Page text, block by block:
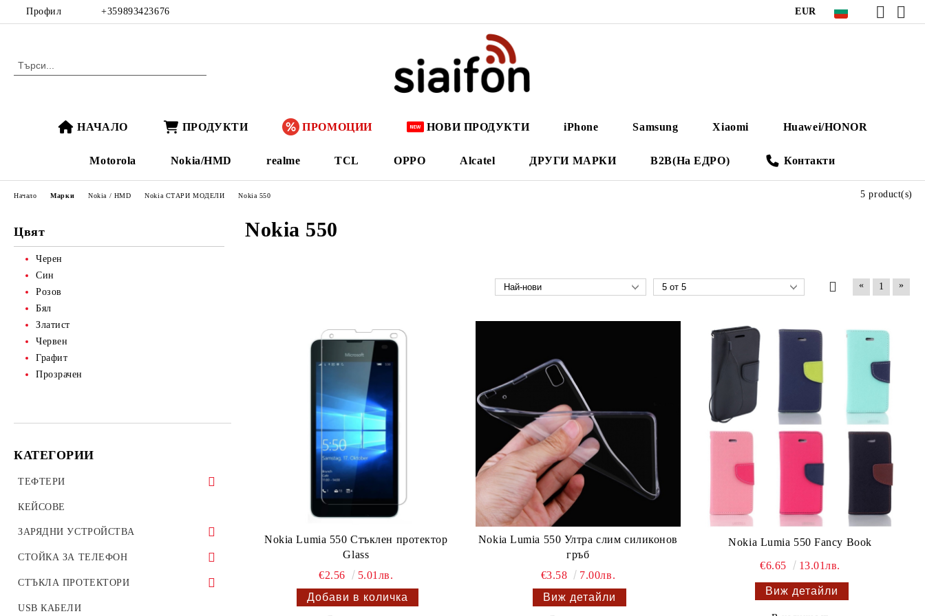
Профил +359893423676 EUR
НАЧАЛО ПРОДУКТИ ПРОМОЦИИ НОВИ ПРОДУКТИ iPhone Samsung Xiaomi Huawei/HONOR
Motorola Nokia/HMD realme TCL OPPO Alcatel ДРУГИ МАРКИ B2B(На ЕДРО) Контакти
Цвят
Черен
Син
Розов
Бял
Златист
Червен
Графит
Прозрачен
КАТЕГОРИИ
ТЕФТЕРИ
ТЕФТЕРИ ЗА ТАБЛЕТИ
УНИВЕРСАЛНИ КАЛЪФИ
КЕЙСОВЕ
ЗАРЯДНИ УСТРОЙСТВА
ЗАРЯДНИ ЗА ТЕЛЕФОН
АВТО ЗАРЯДНИ УСТРОЙСТВА
ОРИГИНАЛНИ ЗАРЯДНИ
СТОЙКА ЗА ТЕЛЕФОН
Стойки за велосипед мотоциклет
Стойки за гледане на филми телефон
СТЪКЛА ПРОТЕКТОРИ
СТЪКЛЕН ПРОТЕКТОР ЗА
USB КАБЕЛИ
Начало Марки Nokia / HMD Nokia СТАРИ МОДЕЛИ Nokia 550
Nokia 550
5 product(s)
« 1 »
Nokia Lumia 550 Стъклен протектор
Glass
€2.56
5.01лв.
Nokia Lumia 550 Ултра слим силиконов
гръб
€3.58
7.00лв.
Виж детайли
Nokia Lumia 550 Fancy Book
€6.65 13.01лв.
Виж детайли